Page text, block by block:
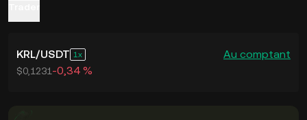
KRL/USDT 1 Au comptant
$0,1231 -0,34 %